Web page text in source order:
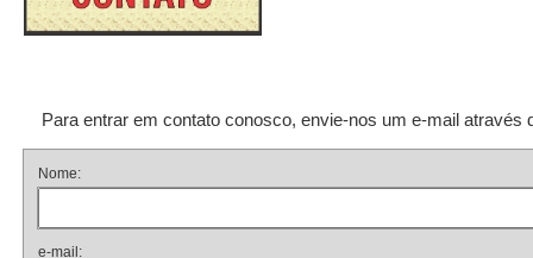
Para entrar em contato conosco, envie-nos um e-mail através
Nome:
e-mail: